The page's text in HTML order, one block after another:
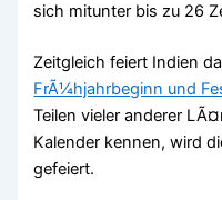
sich mitunter bis zu 26
Zeitgleich feiert Indien
FrÃ¼hjahrbeginn und
Teilen vieler anderer
Kalender kennen, wird
gefeiert.